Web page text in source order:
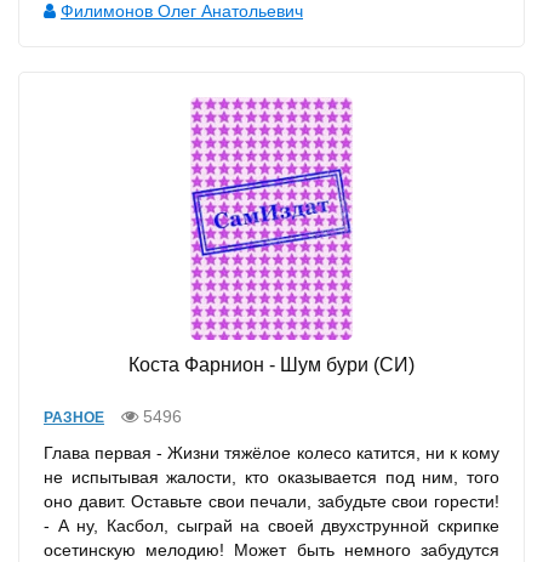
Филимонов Олег Анатольевич
Коста Фарнион - Шум бури (СИ)
РАЗНОЕ
5496
Глава первая - Жизни тяжёлое колесо катится, ни к кому
не испытывая жалости, кто оказывается под ним, того
оно давит. Оставьте свои печали, забудьте свои горести!
- А ну, Касбол, сыграй на своей двухструнной скрипке
осетинскую мелодию! Может быть немного забудутся